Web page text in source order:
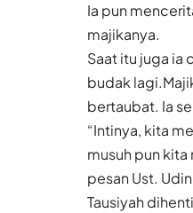
Ia pun
majikanya.
Saat itu juga ia
budak
bertaubat. Ia
“Intinya, kita
musuh pun
pesan Ust.
Tausiyah